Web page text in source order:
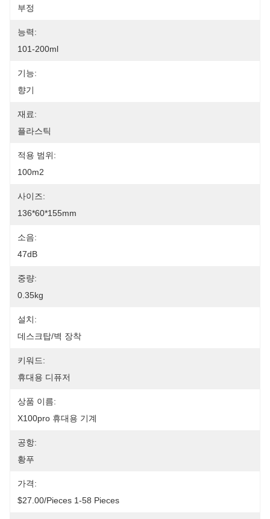
부정
능력:
101-200ml
기능:
향기
재료:
플라스틱
적용 범위:
100m2
사이즈:
136*60*155mm
소음:
47dB
중량:
0.35kg
설치:
데스크탑/벽 장착
키워드:
휴대용 디퓨저
상품 이름:
X100pro 휴대용 ​​기계
공항:
황푸
가격:
$27.00/pieces 1-58 Pieces